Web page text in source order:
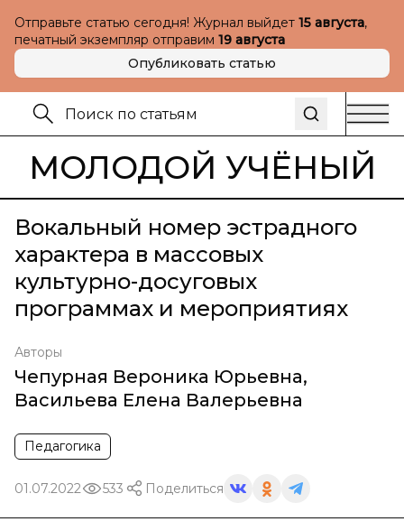
Отправьте статью сегодня! Журнал выйдет 15 августа,
печатный экземпляр отправим 19 августа
Опубликовать статью
МОЛОДОЙ УЧЁНЫЙ
Вокальный номер эстрадного
характера в массовых
культурно-досуговых
программах и мероприятиях
Авторы
Чепурная Вероника Юрьевна,
Васильева Елена Валерьевна
Педагогика
01.07.2022 533 Поделиться